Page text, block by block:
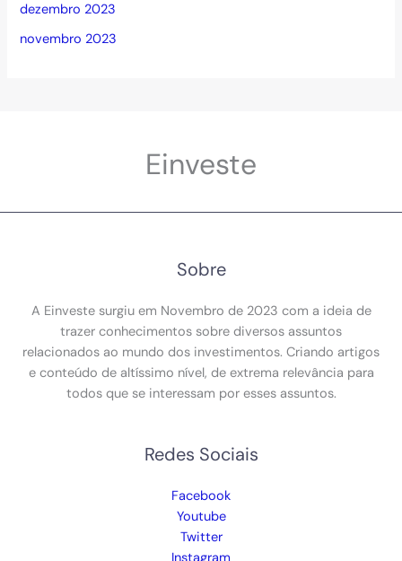
dezembro 2023
novembro 2023
Einveste
Sobre
A Einveste surgiu em Novembro de 2023 com a ideia de
trazer conhecimentos sobre diversos assuntos
relacionados ao mundo dos investimentos. Criando artigos
e conteúdo de altíssimo nível, de extrema relevância para
todos que se interessam por esses assuntos.
Redes Sociais
Facebook
Youtube
Twitter
Instagram